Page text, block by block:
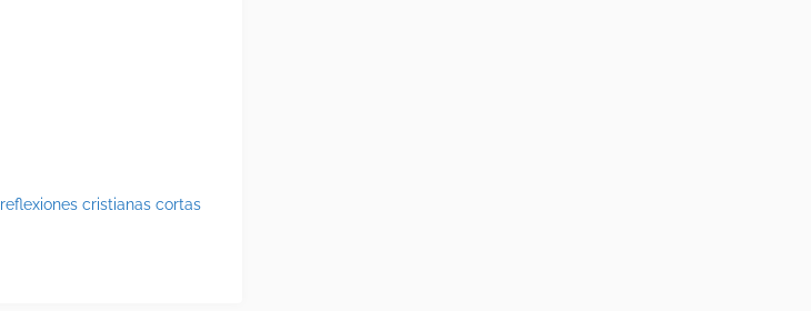
reflexiones cristianas cortas